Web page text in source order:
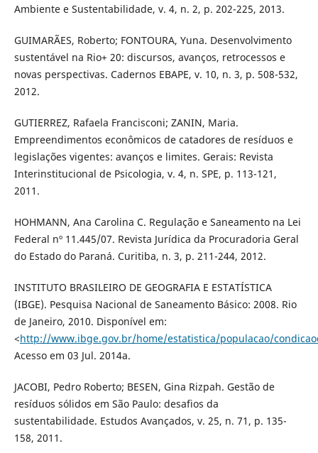
Ambiente e Sustentabilidade, v. 4, n. 2, p. 202-225, 2013.
GUIMARÃES, Roberto; FONTOURA, Yuna. Desenvolvimento
sustentável na Rio+ 20: discursos, avanços, retrocessos e
novas perspectivas. Cadernos EBAPE, v. 10, n. 3, p. 508-532,
2012.
GUTIERREZ, Rafaela Francisconi; ZANIN, Maria.
Empreendimentos econômicos de catadores de resíduos e
legislações vigentes: avanços e limites. Gerais: Revista
Interinstitucional de Psicologia, v. 4, n. SPE, p. 113-121,
2011.
HOHMANN, Ana Carolina C. Regulação e Saneamento na Lei
Federal nº 11.445/07. Revista Jurídica da Procuradoria Geral
do Estado do Paraná. Curitiba, n. 3, p. 211-244, 2012.
INSTITUTO BRASILEIRO DE GEOGRAFIA E ESTATÍSTICA
(IBGE). Pesquisa Nacional de Saneamento Básico: 2008. Rio
de Janeiro, 2010. Disponível em:
<http://www.ibge.gov.br/home/estatistica/populacao/
Acesso em 03 Jul. 2014a.
JACOBI, Pedro Roberto; BESEN, Gina Rizpah. Gestão de
resíduos sólidos em São Paulo: desafios da
sustentabilidade. Estudos Avançados, v. 25, n. 71, p. 135-
158, 2011.